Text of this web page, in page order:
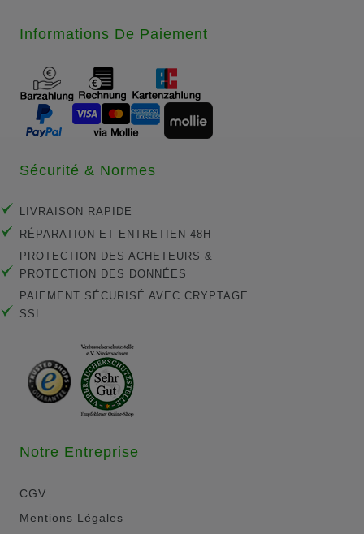
Informations De Paiement
Sécurité & Normes
LIVRAISON RAPIDE
RÉPARATION ET ENTRETIEN 48H
PROTECTION DES ACHETEURS &
PROTECTION DES DONNÉES
PAIEMENT SÉCURISÉ AVEC CRYPTAGE
SSL
Notre Entreprise
CGV
Mentions Légales